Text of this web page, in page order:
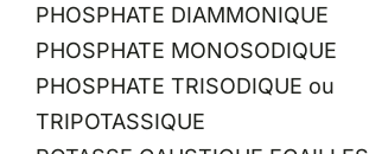
PHOSPHATE DIAMMONIQUE
PHOSPHATE MONOSODIQUE
PHOSPHATE TRISODIQUE ou
TRIPOTASSIQUE